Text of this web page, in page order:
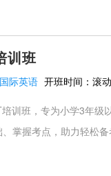
训班
际英语 开班时间： 滚
训班，专为小学3年
掌握考点，助力轻松